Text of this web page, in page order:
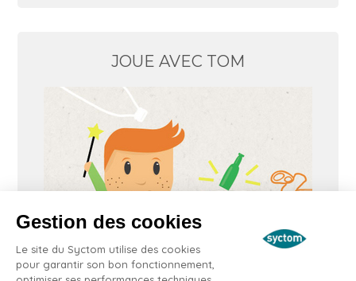
Gestion des cookies
Le site du Syctom utilise des cookies
pour garantir son bon fonctionnement,
JOUE AVEC TOM